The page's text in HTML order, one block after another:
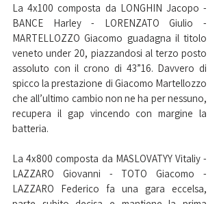
La 4x100 composta da LONGHIN Jacopo -
BANCE Harley - LORENZATO Giulio -
MARTELLOZZO Giacomo guadagna il titolo
veneto under 20, piazzandosi al terzo posto
assoluto con il crono di 43”16. Davvero di
spicco la prestazione di Giacomo Martellozzo
che all’ultimo cambio non ne ha per nessuno,
recupera il gap vincendo con margine la
batteria.
La 4x800 composta da MASLOVATYY Vitaliy -
LAZZARO Giovanni - TOTO Giacomo -
LAZZARO Federico fa una gara eccelsa,